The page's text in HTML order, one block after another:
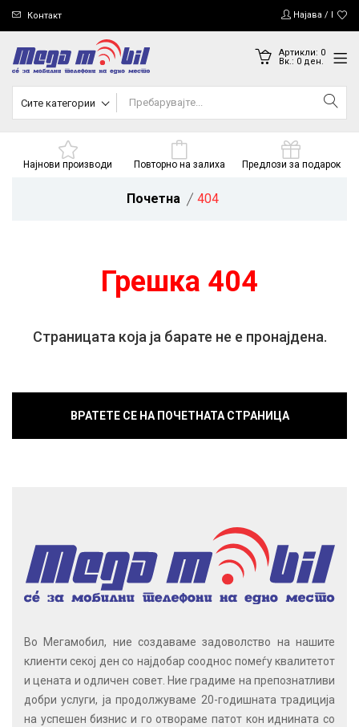
Контакт Најава /
Артикли: 0
Вк.: 0ден.
Сите категории
Најнови производи Повторно на залиха Предлози за подарок
Почетна 404
Грешка 404
Страницата која ја барате не е пронајдена.
ВРАТЕТЕ СЕ НА ПОЧЕТНАТА СТРАНИЦА
Во Мегамобил, ние создаваме задоволство на нашите
клиенти секој ден со најдобар сооднос помеѓу квалитетот
и цената и одличен совет. Ние градиме на препознатливи
добри услуги, ја продолжуваме 20-годишната традиција
на успешен бизнис и го отвораме патот кон иднината со